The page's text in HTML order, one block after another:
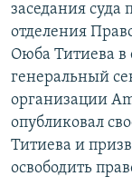
заседания суда
отделения
Оюба Титиева в
генеральный
организации
опубликовал
Титиева и
освободить